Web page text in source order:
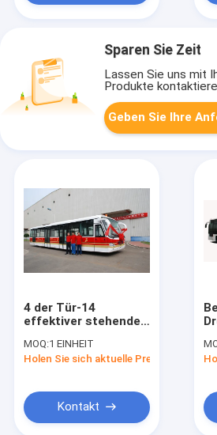
Sparen Sie Zeit
Lassen Sie uns mit
Produkte
Geben Sie Ihre
4 der Tür-14
effektiver stehender
Flughafen-Zug-
Terminalshuttle-des
MOQ:1 EINHEIT
Holen Sie sich aktuelle Preis
Kontakt